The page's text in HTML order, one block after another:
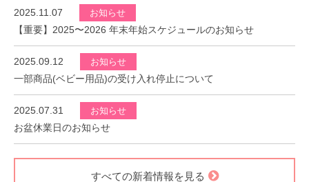
2025.11.07 お知らせ
【重要】2025〜2026 年末年始スケジュールのお知らせ
2025.09.12 お知らせ
一部商品(ベビー用品)の受け入れ停止について
2025.07.31 お知らせ
お盆休業日のお知らせ
すべての新着情報を見る